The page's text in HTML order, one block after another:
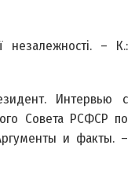
незалежності. – К.:
Интервью с
Совета РСФСР по
и факты. –